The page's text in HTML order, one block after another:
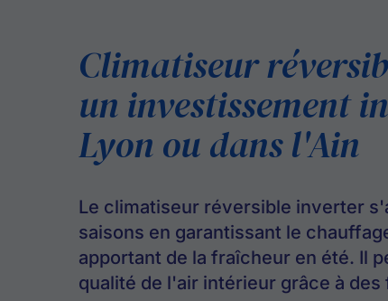
Climatiseur
un investissement
Lyon ou dans l'Ain
Le climatiseur réversible inverter
saisons en garantissant le
apportant de la fraîcheur en été. Il
qualité de l'air intérieur grâce à